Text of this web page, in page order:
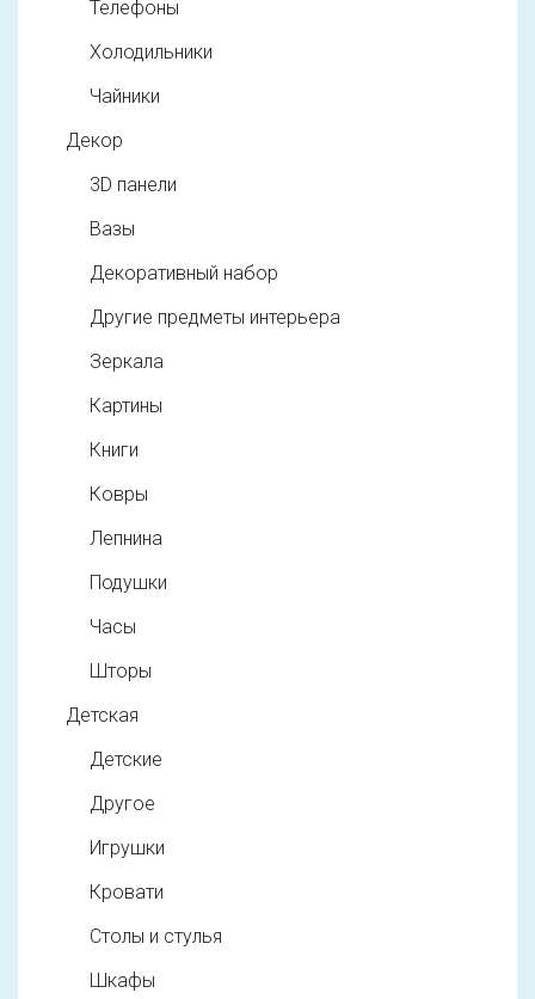
Телефоны
Холодильники
Чайники
Декор
3D панели
Вазы
Декоративный набор
Другие предметы интерьера
Зеркала
Картины
Книги
Ковры
Лепнина
Подушки
Часы
Шторы
Детская
Детские
Другое
Игрушки
Кровати
Столы и стулья
Шкафы